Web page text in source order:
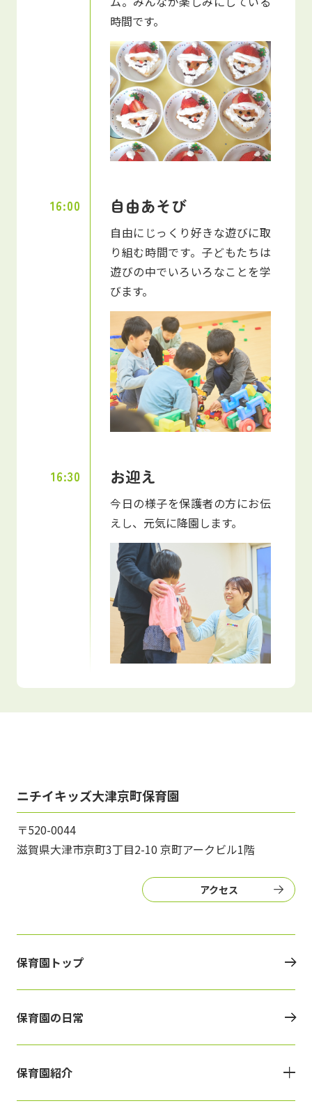
時間です。
16:00 自由あそび
自由にじっくり好きな遊びに取
り組む時間です。子どもたちは
遊びの中でいろいろなことを学
びます。
16:30 お迎え
今日の様子を保護者の方にお伝
えし、元気に降園します。
ニチイキッズ大津京町保育園
〒520-0044
滋賀県大津市京町3丁目2-10 京町アークビル1階
アクセス
保育園トップ
保育園の日常
保育園紹介